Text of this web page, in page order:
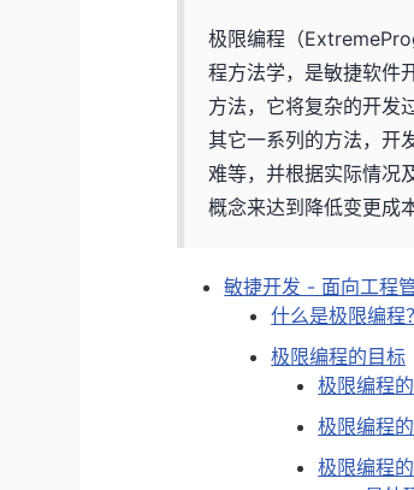
极限编程（
程方法学，是敏捷软件
方法，它将复杂的开发
其它一系列的方法，开
难等，并根据实际情况
概念来达到降低变更成
敏捷开发 - 面向工程
什么是极限编程？
极限编程的目标
极限编程
极限编程
极限编程